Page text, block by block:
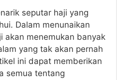
seputar haji yang
Dalam menunaikan
akan menemukan banyak
yang tak akan pernah
ini dapat memberikan
semua tentang